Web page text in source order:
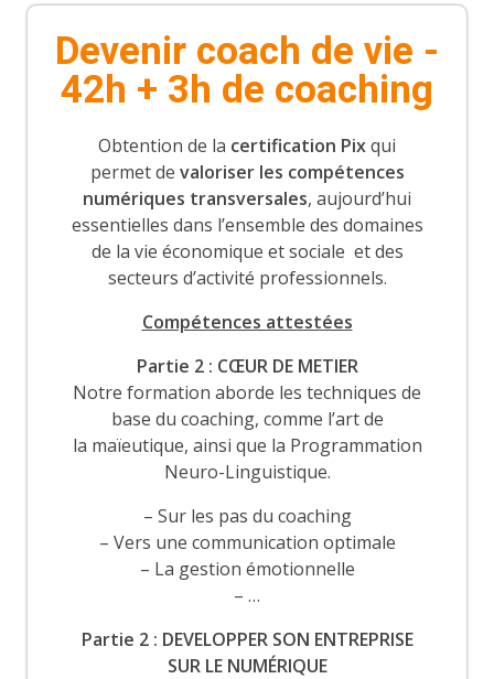
Devenir coach de vie -
42h + 3h de coaching
Obtention de la certification Pixqui
permet de valoriser les compétences
numériques transversales, aujourd’hui
essentielles dans l’ensemble des domaines
de la vie économique et sociale et des
secteurs d’activité professionnels.
Compétences attestées
Partie 2 : CŒUR DE METIER
Notre formation aborde les techniques de
base du coaching, comme l’art de
la maïeutique, ainsi que la Programmation
Neuro-Linguistique.
– Sur les pas du coaching
– Vers une communication optimale
– La gestion émotionnelle
– …
Partie 2 : DEVELOPPER SON ENTREPRISE
SUR LE NUMÉRIQUE